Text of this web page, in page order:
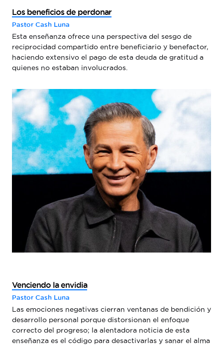
Los beneficios de perdonar
Pastor Cash Luna
Esta enseñanza ofrece una perspectiva del sesgo de
reciprocidad compartido entre beneficiario y benefactor,
haciendo extensivo el pago de esta deuda de gratitud a
quienes no estaban involucrados.
Venciendo la envidia
Pastor Cash Luna
Las emociones negativas cierran ventanas de bendición y
desarrollo personal porque distorsionan el enfoque
correcto del progreso; la alentadora noticia de esta
enseñanza es el código para desactivarlas y sanar el alma